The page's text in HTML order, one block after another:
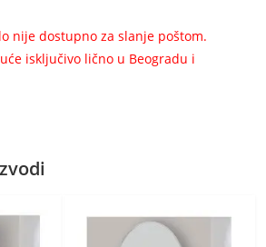
nije dostupno za slanje poštom.
isključivo lično u Beogradu i